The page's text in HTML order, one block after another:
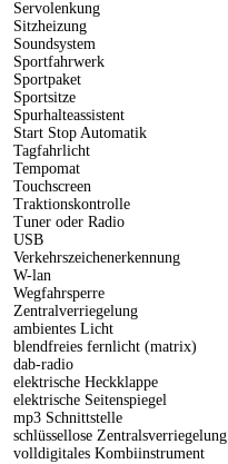
Servolenkung
Sitzheizung
Soundsystem
Sportfahrwerk
Sportpaket
Sportsitze
Spurhalteassistent
Start Stop Automatik
Tagfahrlicht
Tempomat
Touchscreen
Traktionskontrolle
Tuner oder Radio
USB
Verkehrszeichenerkennung
W-lan
Wegfahrsperre
Zentralverriegelung
ambientes Licht
blendfreies fernlicht (matrix)
dab-radio
elektrische Heckklappe
elektrische Seitenspiegel
mp3 Schnittstelle
schlüssellose Zentralsverriegelung
volldigitales Kombiinstrument